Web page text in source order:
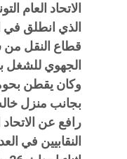
الاتحاد العام
الذي انطلق في
قطاع النقل من
وكان يقطن
بجانب منزل
رافع عن
النقابيين في